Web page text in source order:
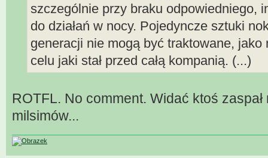
szczególnie przy braku odpowiedniego,
do działań w nocy. Pojedyncze sztuki
generacji nie mogą być traktowane,
celu jaki stał przed całą kompanią. (...)
ROTFL. No comment. Widać ktoś
milsimów...